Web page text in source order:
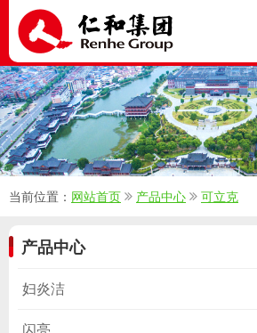
当前位置： 网站首页 产品中心 可立克
产品中心
妇炎洁